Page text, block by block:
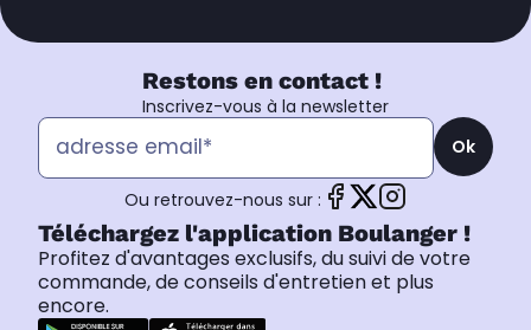
Restons en contact !
Inscrivez-vous à la newsletter
Ok
Ou retrouvez-nous sur :
Téléchargez l'application Boulanger !
Profitez d'avantages exclusifs, du suivi de votre
commande, de conseils d'entretien et plus
encore.